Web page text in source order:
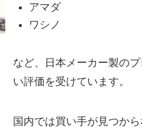
アマダ
ワシノ
など、日本メーカー製の
い評価を受けています。
国内では買い手が見つか